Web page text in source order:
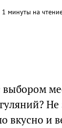
1 минуты на
выбором
Не
вкусно и